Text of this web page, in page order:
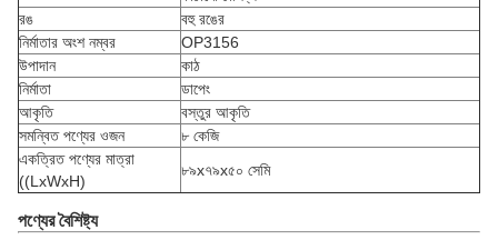
রঙ
বহু রঙের
নির্মাতার অংশ নম্বর
OP3156
উপাদান
কাঠ
নির্মাতা
ডাপেং
আকৃতি
বস্তুর আকৃতি
সমন্বিত পণ্যের ওজন
৮ কেজি
একত্রিত পণ্যের মাত্রা
((LxWxH)
৮৯x৭৯x৫০ সেমি
পণ্যের বৈশিষ্ট্য